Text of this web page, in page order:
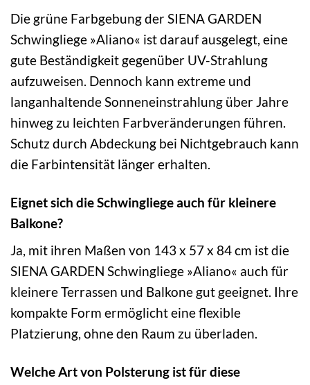
Die grüne Farbgebung der SIENA GARDEN
Schwingliege »Aliano« ist darauf ausgelegt, eine
gute Beständigkeit gegenüber UV-Strahlung
aufzuweisen. Dennoch kann extreme und
langanhaltende Sonneneinstrahlung über Jahre
hinweg zu leichten Farbveränderungen führen.
Schutz durch Abdeckung bei Nichtgebrauch kann
die Farbintensität länger erhalten.
Eignet sich die Schwingliege auch für kleinere
Balkone?
Ja, mit ihren Maßen von 143 x 57 x 84 cm ist die
SIENA GARDEN Schwingliege »Aliano« auch für
kleinere Terrassen und Balkone gut geeignet. Ihre
kompakte Form ermöglicht eine flexible
Platzierung, ohne den Raum zu überladen.
Welche Art von Polsterung ist für diese